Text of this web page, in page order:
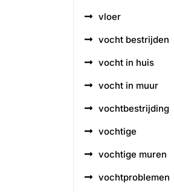
vloer
vocht bestrijden
vocht in huis
vocht in muur
vochtbestrijding
vochtige
vochtige muren
vochtproblemen